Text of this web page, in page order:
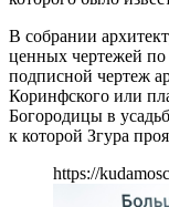
В собрании
ценных чертежей по
подписной чертеж
Коринфского или
Богородицы в
к которой Згура
https://